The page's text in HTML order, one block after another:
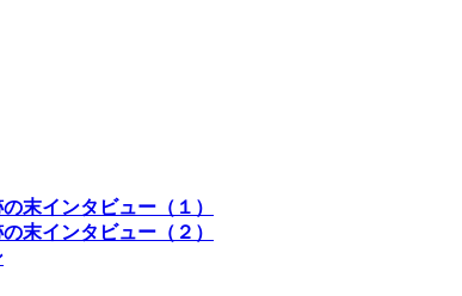
末インタビュー（１）
末インタビュー（２）